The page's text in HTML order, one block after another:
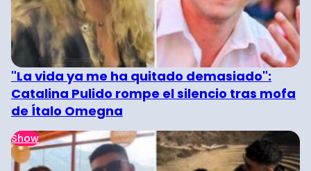
"La vida ya me ha quitado demasiado":
Catalina Pulido rompe el silencio tras mofa
de Ítalo Omegna
Show